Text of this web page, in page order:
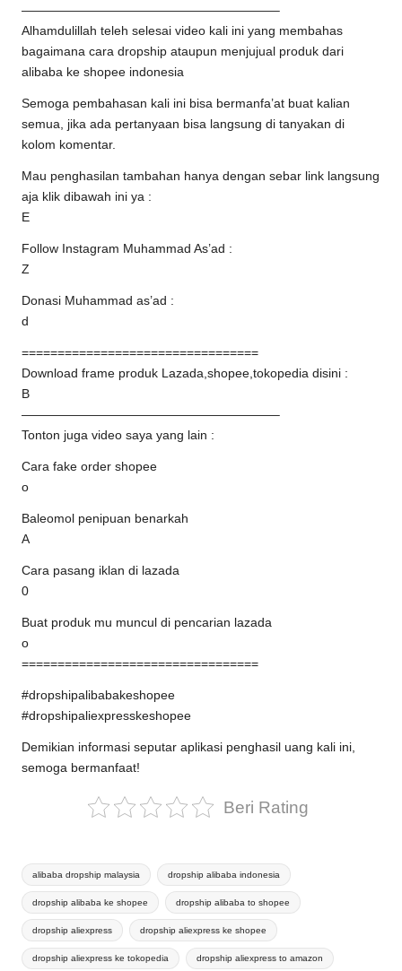
————————————————————–
Alhamdulillah teleh selesai video kali ini yang membahas
bagaimana cara dropship ataupun menjujual produk dari
alibaba ke shopee indonesia
Semoga pembahasan kali ini bisa bermanfa’at buat kalian
semua, jika ada pertanyaan bisa langsung di tanyakan di
kolom komentar.
Mau penghasilan tambahan hanya dengan sebar link langsung
aja klik dibawah ini ya :
E
Follow Instagram Muhammad As’ad :
Z
Donasi Muhammad as’ad :
d
=================================
Download frame produk Lazada,shopee,tokopedia disini :
B
————————————————————–
Tonton juga video saya yang lain :
Cara fake order shopee
o
Baleomol penipuan benarkah
A
Cara pasang iklan di lazada
0
Buat produk mu muncul di pencarian lazada
o
=================================
#dropshipalibabakeshopee
#dropshipaliexpresskeshopee
Demikian informasi seputar aplikasi penghasil uang kali ini,
semoga bermanfaat!
Beri Rating
Tags:
alibaba dropship malaysia dropship alibaba indonesia
dropship alibaba ke shopee dropship alibaba to shopee
dropship aliexpress dropship aliexpress ke shopee
dropship aliexpress ke tokopedia dropship aliexpress to amazon